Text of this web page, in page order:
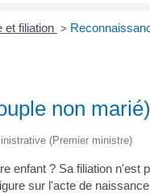
et filiation >
non
(Premier ministre)
enfant ? Sa filiation
sur l'acte de